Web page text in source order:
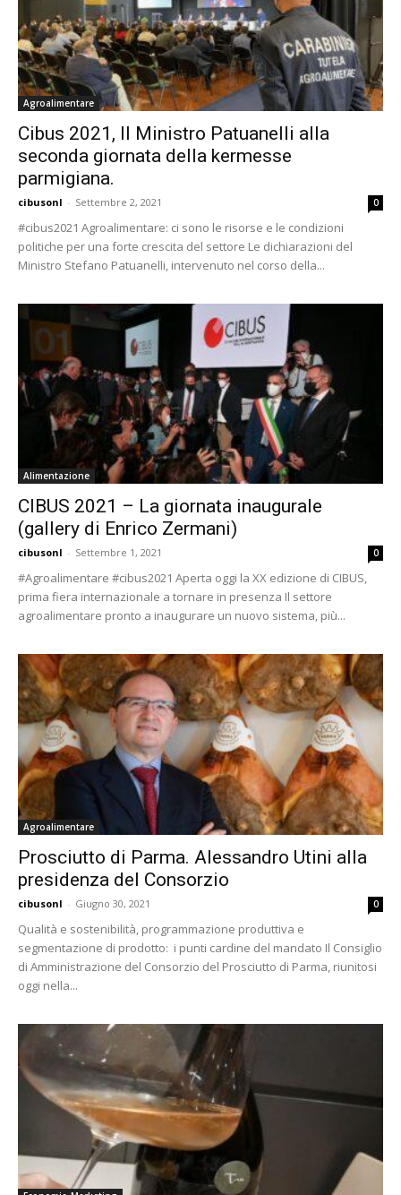
Agroalimentare
Cibus 2021, Il Ministro Patuanelli alla
seconda giornata della kermesse
parmigiana.
cibusonl - Settembre 2, 2021 0
#cibus2021 Agroalimentare: ci sono le risorse e le condizioni
politiche per una forte crescita del settore Le dichiarazioni del
Ministro Stefano Patuanelli, intervenuto nel corso della...
Alimentazione
CIBUS 2021 – La giornata inaugurale
(gallery di Enrico Zermani)
cibusonl - Settembre 1, 2021 0
#Agroalimentare #cibus2021 Aperta oggi la XX edizione di CIBUS,
prima fiera internazionale a tornare in presenza Il settore
agroalimentare pronto a inaugurare un nuovo sistema, più...
Agroalimentare
Prosciutto di Parma. Alessandro Utini alla
presidenza del Consorzio
cibusonl - Giugno 30, 2021 0
Qualità e sostenibilità, programmazione produttiva e
segmentazione di prodotto: i punti cardine del mandato Il Consiglio
di Amministrazione del Consorzio del Prosciutto di Parma, riunitosi
oggi nella...